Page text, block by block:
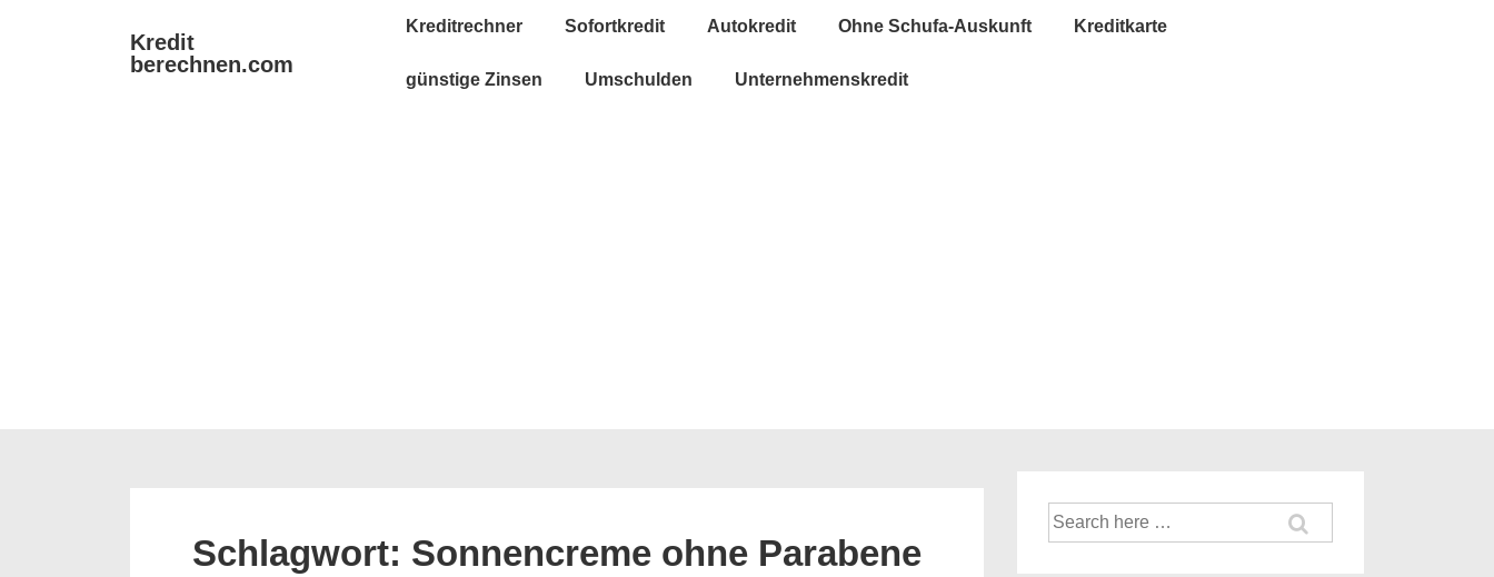
Kredit
berechnen.com
Main
Kreditrechner Sofortkredit Autokredit Ohne Schufa-Auskunft Kreditkarte
günstige Zinsen Umschulden Unternehmenskredit
Schlagwort: Sonnencreme ohne Parabene
Suche
nach: